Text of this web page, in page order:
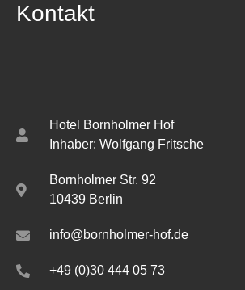
Kontakt
Hotel Bornholmer Hof
Inhaber: Wolfgang Fritsche
Bornholmer Str. 92
10439 Berlin
info@bornholmer-hof.de
+49 (0)30 444 05 73